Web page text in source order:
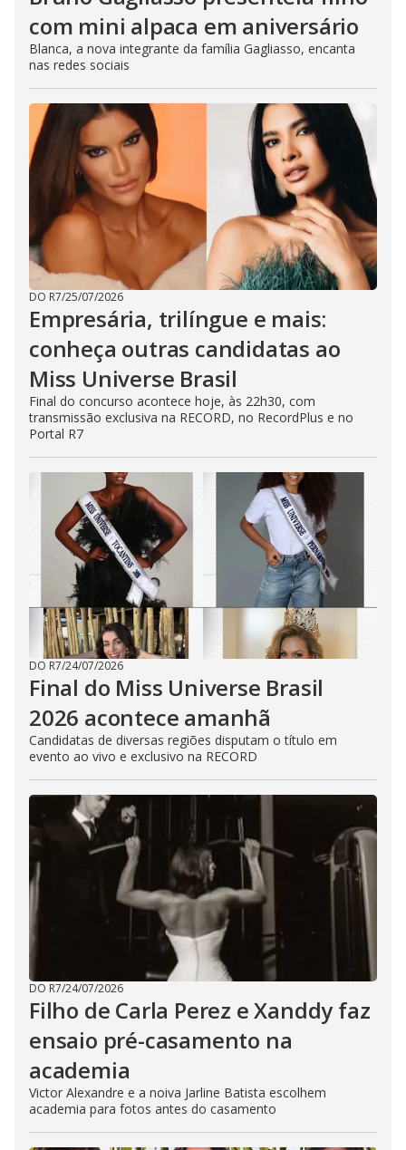
com mini alpaca em aniversário
Blanca, a nova integrante da família Gagliasso, encanta
nas redes sociais
DO R7/25/07/2026
Empresária, trilíngue e mais:
conheça outras candidatas ao
Miss Universe Brasil
Final do concurso acontece hoje, às 22h30, com
transmissão exclusiva na RECORD, no RecordPlus e no
Portal R7
DO R7/24/07/2026
Final do Miss Universe Brasil
2026 acontece amanhã
Candidatas de diversas regiões disputam o título em
evento ao vivo e exclusivo na RECORD
DO R7/24/07/2026
Filho de Carla Perez e Xanddy faz
ensaio pré-casamento na
academia
Victor Alexandre e a noiva Jarline Batista escolhem
academia para fotos antes do casamento